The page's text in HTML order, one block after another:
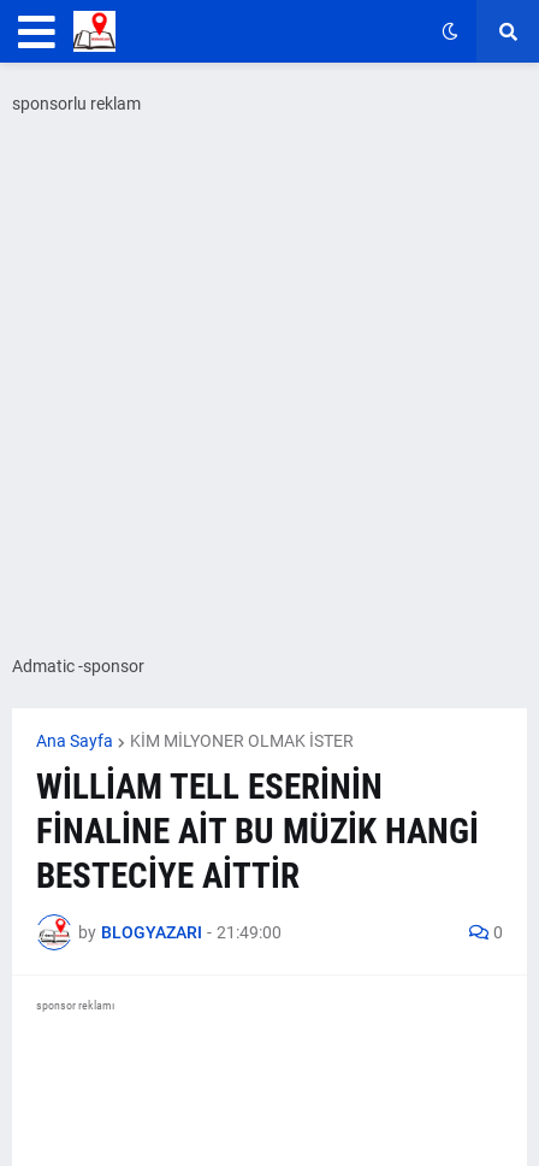
sponsorlu reklam
Admatic -sponsor
Ana Sayfa KİM MİLYONER OLMAK İSTER
WİLLİAM TELL ESERİNİN
FİNALİNE AİT BU MÜZİK HANGİ
BESTECİYE AİTTİR
by BLOGYAZARI - 21:49:00 0
sponsor reklamı